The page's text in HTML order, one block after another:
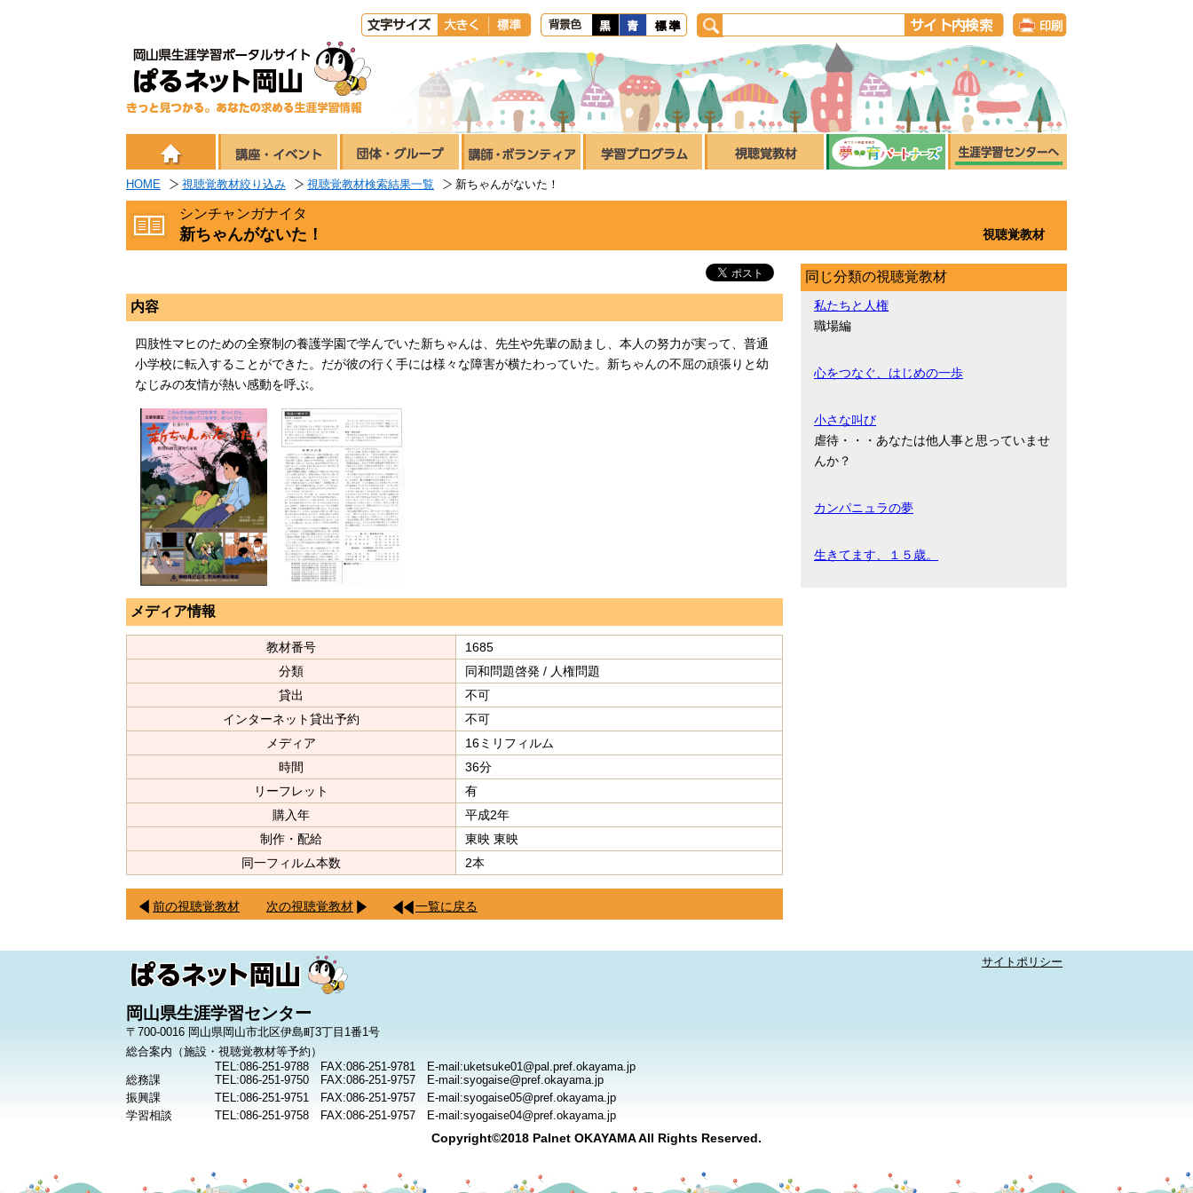
HOME 視聴覚教材絞り込み 視聴覚教材検索結果一覧 新ちゃんがないた！
シンチャンガナイタ
新ちゃんがないた！ 視聴覚教材
内容
四肢性マヒのための全寮制の養護学園で学んでいた新ちゃんは、先生や先輩の励まし、本人の努力が実って、普通
小学校に転入することができた。だが彼の行く手には様々な障害が横たわっていた。新ちゃんの不屈の頑張りと幼
なじみの友情が熱い感動を呼ぶ。
メディア情報
教材番号
1685
分類
同和問題啓発 / 人権問題
貸出
不可
インターネット貸出予約
不可
メディア
16ミリフィルム
時間
36分
リーフレット
有
購入年
平成2年
制作・配給
東映 東映
同一フィルム本数
2本
前の視聴覚教材 次の視聴覚教材 一覧に戻る
同じ分類の視聴覚教材
私たちと人権
職場編
心をつなぐ、はじめの一歩
小さな叫び
虐待・・・あなたは他人事と思っていませ
んか？
カンパニュラの夢
生きてます、１５歳。
サイトポリシー
岡山県生涯学習センター
〒700-0016 岡山県岡山市北区伊島町3丁目1番1号
総合案内（施設・視聴覚教材等予約）
TEL:086-251-9788 FAX:086-251-9781 E-mail:uketsuke01@pal.pref.okayama.jp
総務課
TEL:086-251-9750 FAX:086-251-9757 E-mail:syogaise@pref.okayama.jp
振興課
TEL:086-251-9751 FAX:086-251-9757 E-mail:syogaise05@pref.okayama.jp
学習相談
TEL:086-251-9758 FAX:086-251-9757 E-mail:syogaise04@pref.okayama.jp
Copyright©2018 Palnet OKAYAMA All Rights Reserved.